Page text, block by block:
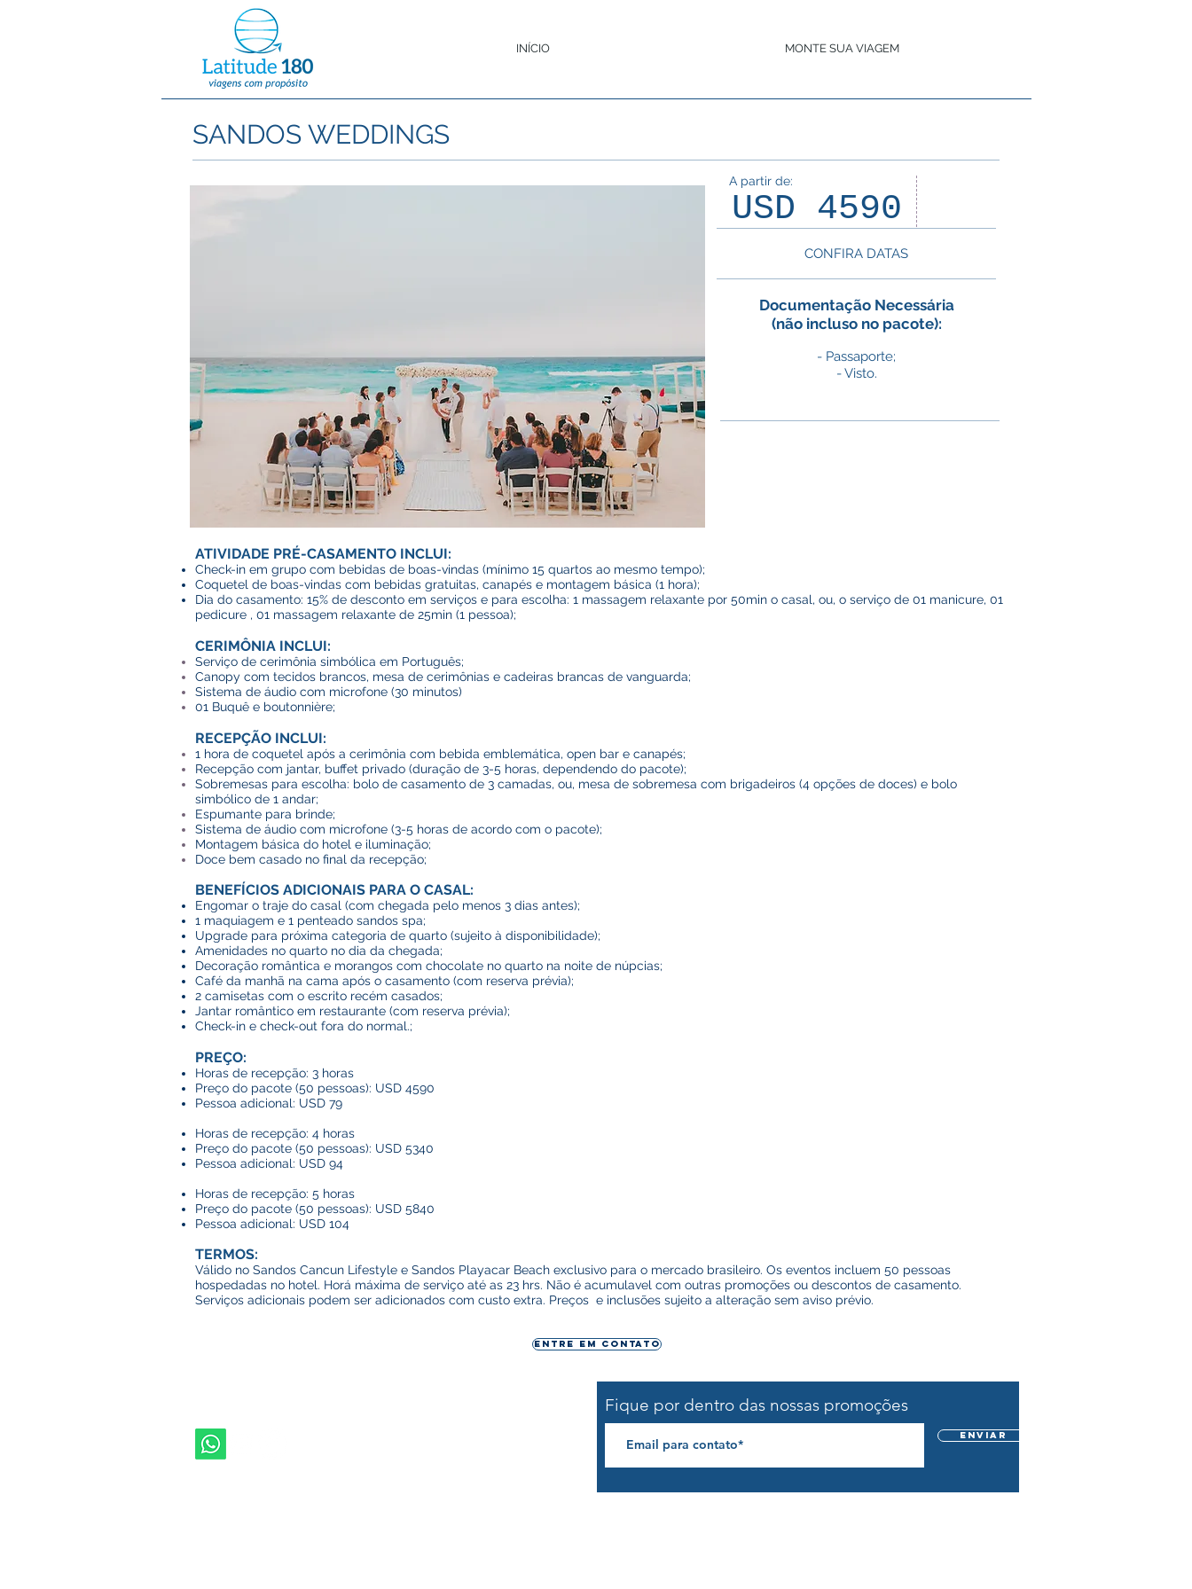
INÍCIO MONTE SUA VIAGEM
SANDOS WEDDINGS
A partir de:
USD 4590
CONFIRA DATAS
Documentação Necessária
(não incluso no pacote):
- Passaporte;
- Visto.
ATIVIDADE PRÉ-CASAMENTO INCLUI:
Check-in em grupo com bebidas de boas-vindas (mínimo 15 quartos ao mesmo tempo);
Coquetel de boas-vindas com bebidas gratuitas, canapés e montagem básica (1 hora);
Dia do casamento: 15% de desconto em serviços e para escolha: 1 massagem relaxante por 50min o casal, ou, o serviço de 01 manicure, 01
pedicure , 01 massagem relaxante de 25min (1 pessoa);
CERIMÔNIA INCLUI:
Serviço de cerimônia simbólica em Português;
Canopy com tecidos brancos, mesa de cerimônias e cadeiras brancas de vanguarda;
Sistema de áudio com microfone (30 minutos)
01 Buquê e boutonnière;
RECEPÇÃO INCLUI:
1 hora de coquetel após a cerimônia com bebida emblemática, open bar e canapés;
Recepção com jantar, buffet privado (duração de 3-5 horas, dependendo do pacote);
Sobremesas para escolha: bolo de casamento de 3 camadas, ou, mesa de sobremesa com brigadeiros (4 opções de doces) e bolo
simbólico de 1 andar;
Espumante para brinde;
Sistema de áudio com microfone (3-5 horas de acordo com o pacote);
Montagem básica do hotel e iluminação;
Doce bem casado no final da recepção;
BENEFÍCIOS ADICIONAIS PARA O CASAL:
Engomar o traje do casal (com chegada pelo menos 3 dias antes);
1 maquiagem e 1 penteado sandos spa;
Upgrade para próxima categoria de quarto (sujeito à disponibilidade);
Amenidades no quarto no dia da chegada;
Decoração romântica e morangos com chocolate no quarto na noite de núpcias;
Café da manhã na cama após o casamento (com reserva prévia);
2 camisetas com o escrito recém casados;
Jantar romântico em restaurante (com reserva prévia);
Check-in e check-out fora do normal.;
PREÇO:
Horas de recepção: 3 horas
Preço do pacote (50 pessoas): USD 4590
Pessoa adicional: USD 79
Horas de recepção: 4 horas
Preço do pacote (50 pessoas): USD 5340
Pessoa adicional: USD 94
Horas de recepção: 5 horas
Preço do pacote (50 pessoas): USD 5840
Pessoa adicional: USD 104
TERMOS:
Válido no Sandos Cancun Lifestyle e Sandos Playacar Beach exclusivo para o mercado brasileiro. Os eventos incluem 50 pessoas
hospedadas no hotel. Horá máxima de serviço até as 23 hrs. Não é acumulavel com outras promoções ou descontos de casamento.
Serviços adicionais podem ser adicionados com custo extra. Preços e inclusões sujeito a alteração sem aviso prévio.
Entre em contato
Fique por dentro das nossas promoções
Enviar